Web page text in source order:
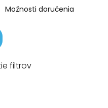
Možnosti doručenia
filtrov